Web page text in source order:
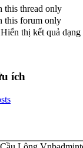
this thread only
this forum only
Hiển thị kết quả dạng
ích